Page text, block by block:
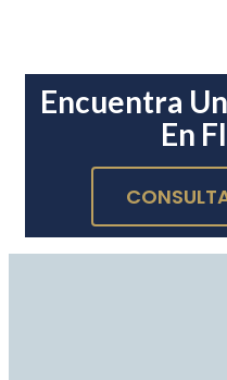
Encuentra
En